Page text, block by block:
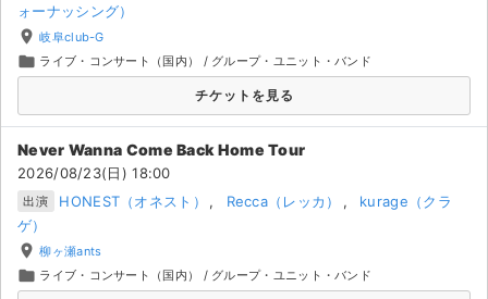
ォーナッシング）
place 岐阜club-G
folder ライブ・コンサート（国内） / グループ・ユニット・バンド
チケットを見る
Never Wanna Come Back Home Tour
2026/08/23(日) 18:00
出演 HONEST（オネスト） Recca（レッカ）
kurage（クラ
ゲ）
place 柳ヶ瀬ants
folder ライブ・コンサート（国内） / グループ・ユニット・バンド